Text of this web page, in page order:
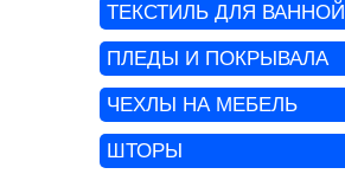
ТЕКСТИЛЬ ДЛЯ ВАННОЙ
ПЛЕДЫ И ПОКРЫВАЛА
ЧЕХЛЫ НА МЕБЕЛЬ
ШТОРЫ